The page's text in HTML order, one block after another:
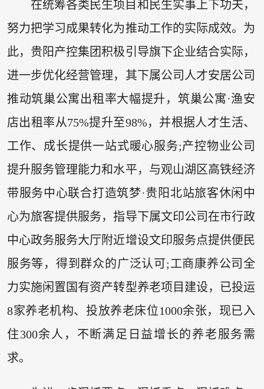
在统筹各类民生项目和民生实事上下功夫，
努力把学习成果转化为推动工作的实际成效。为
此，贵阳产控集团积极引导旗下企业结合实际，
进一步优化经营管理，其下属公司人才安居公司
推动筑巢公寓出租率大幅提升，筑巢公寓·渔安
店出租率从75%提升至98%，并根据人才生活、
工作、成长提供一站式暖心服务;产控物业公司
提升服务管理能力和水平，与观山湖区高铁经济
带服务中心联合打造筑梦·贵阳北站旅客休闲中
心为旅客提供服务，指导下属文印公司在市行政
中心政务服务大厅附近增设文印服务点提供便民
服务等，得到群众的广泛认可;工商康养公司全
力实施闲置国有资产转型养老项目建设，已投运
8家养老机构、投放养老床位1000余张，现已入
住300余人，不断满足日益增长的养老服务需
求。